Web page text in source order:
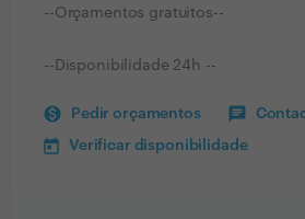
--Orçamentos gratuitos--
--Disponibilidade 24h --
Pedir orçamentos
Verificar disponibilidade